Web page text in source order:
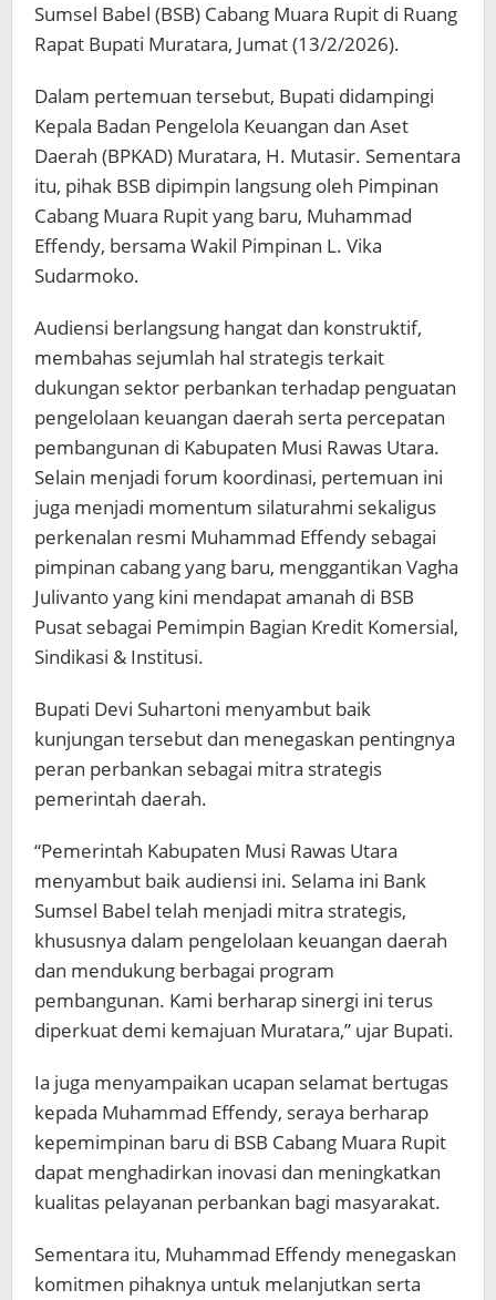
Sumsel Babel (BSB) Cabang Muara Rupit di Ruang
Rapat Bupati Muratara, Jumat (13/2/2026).
Dalam pertemuan tersebut, Bupati didampingi
Kepala Badan Pengelola Keuangan dan Aset
Daerah (BPKAD) Muratara, H. Mutasir. Sementara
itu, pihak BSB dipimpin langsung oleh Pimpinan
Cabang Muara Rupit yang baru, Muhammad
Effendy, bersama Wakil Pimpinan L. Vika
Sudarmoko.
Audiensi berlangsung hangat dan konstruktif,
membahas sejumlah hal strategis terkait
dukungan sektor perbankan terhadap penguatan
pengelolaan keuangan daerah serta percepatan
pembangunan di Kabupaten Musi Rawas Utara.
Selain menjadi forum koordinasi, pertemuan ini
juga menjadi momentum silaturahmi sekaligus
perkenalan resmi Muhammad Effendy sebagai
pimpinan cabang yang baru, menggantikan Vagha
Julivanto yang kini mendapat amanah di BSB
Pusat sebagai Pemimpin Bagian Kredit Komersial,
Sindikasi & Institusi.
Bupati Devi Suhartoni menyambut baik
kunjungan tersebut dan menegaskan pentingnya
peran perbankan sebagai mitra strategis
pemerintah daerah.
“Pemerintah Kabupaten Musi Rawas Utara
menyambut baik audiensi ini. Selama ini Bank
Sumsel Babel telah menjadi mitra strategis,
khususnya dalam pengelolaan keuangan daerah
dan mendukung berbagai program
pembangunan. Kami berharap sinergi ini terus
diperkuat demi kemajuan Muratara,” ujar Bupati.
Ia juga menyampaikan ucapan selamat bertugas
kepada Muhammad Effendy, seraya berharap
kepemimpinan baru di BSB Cabang Muara Rupit
dapat menghadirkan inovasi dan meningkatkan
kualitas pelayanan perbankan bagi masyarakat.
Sementara itu, Muhammad Effendy menegaskan
komitmen pihaknya untuk melanjutkan serta